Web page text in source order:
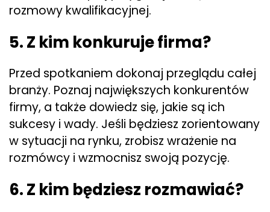
rozmowy kwalifikacyjnej.
5. Z kim konkuruje firma?
Przed spotkaniem dokonaj przeglądu całej
branży. Poznaj największych konkurentów
firmy, a także dowiedz się, jakie są ich
sukcesy i wady. Jeśli będziesz zorientowany
w sytuacji na rynku, zrobisz wrażenie na
rozmówcy i wzmocnisz swoją pozycję.
6. Z kim będziesz rozmawiać?